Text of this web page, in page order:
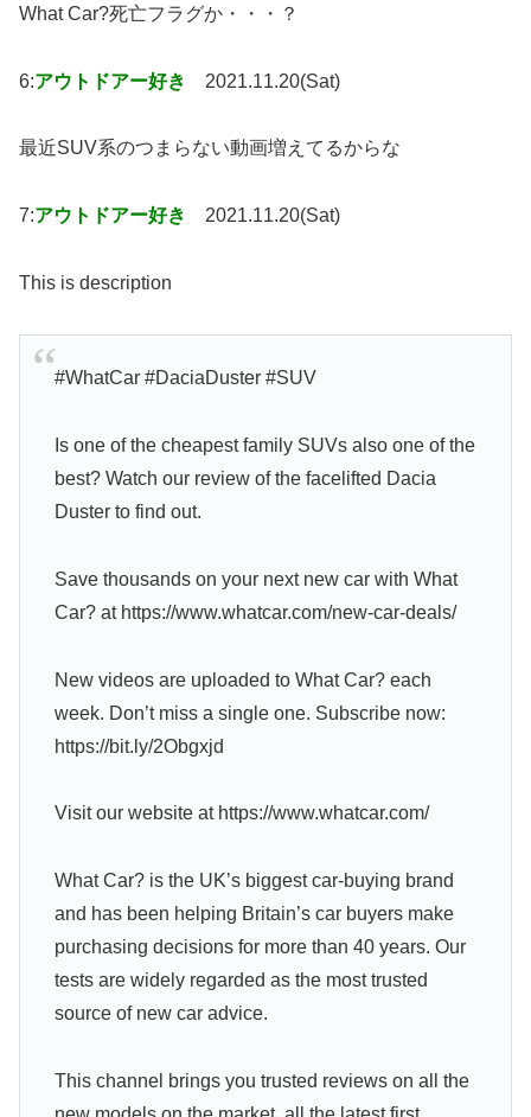
What Car?死亡フラグか・・・？
6:アウトドアー好き 2021.11.20(Sat)
最近SUV系のつまらない動画増えてるからな
7:アウトドアー好き 2021.11.20(Sat)
This is description
#WhatCar #DaciaDuster #SUV
Is one of the cheapest family SUVs also one of the
best? Watch our review of the facelifted Dacia
Duster to find out.
Save thousands on your next new car with What
Car? at https://www.whatcar.com/new-car-deals/
New videos are uploaded to What Car? each
week. Don’t miss a single one. Subscribe now:
https://bit.ly/2Obgxjd
Visit our website at https://www.whatcar.com/
What Car? is the UK’s biggest car-buying brand
and has been helping Britain’s car buyers make
purchasing decisions for more than 40 years. Our
tests are widely regarded as the most trusted
source of new car advice.
This channel brings you trusted reviews on all the